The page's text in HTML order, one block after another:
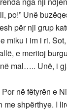
po!” Unë
për nji grup
miku i im i ri.
e meritoj
mal….. Unë, i
në fëtyrën e
shpërthye. I